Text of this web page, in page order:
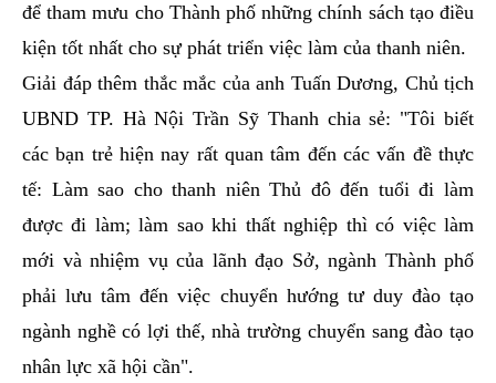
để tham mưu cho Thành phố những chính sách tạo điều
kiện tốt nhất cho sự phát triển việc làm của thanh niên.
Giải đáp thêm thắc mắc của anh Tuấn Dương, Chủ tịch
UBND TP. Hà Nội Trần Sỹ Thanh chia sẻ: "Tôi biết
các bạn trẻ hiện nay rất quan tâm đến các vấn đề thực
tế: Làm sao cho thanh niên Thủ đô đến tuổi đi làm
được đi làm; làm sao khi thất nghiệp thì có việc làm
mới và nhiệm vụ của lãnh đạo Sở, ngành Thành phố
phải lưu tâm đến việc chuyển hướng tư duy đào tạo
ngành nghề có lợi thế, nhà trường chuyển sang đào tạo
nhân lực xã hội cần".